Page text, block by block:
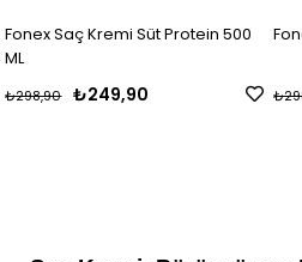
Fonex Saç Kremi Süt Protein 500
ML
₺249,90
₺298,90